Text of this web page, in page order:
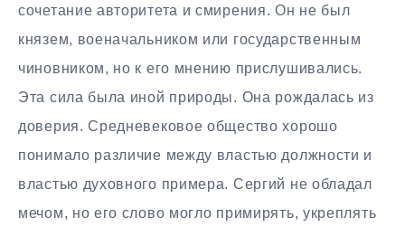
сочетание авторитета и смирения. Он не был
князем, военачальником или государственным
чиновником, но к его мнению прислушивались.
Эта сила была иной природы. Она рождалась из
доверия. Средневековое общество хорошо
понимало различие между властью должности и
властью духовного примера. Сергий не обладал
мечом, но его слово могло примирять, укреплять